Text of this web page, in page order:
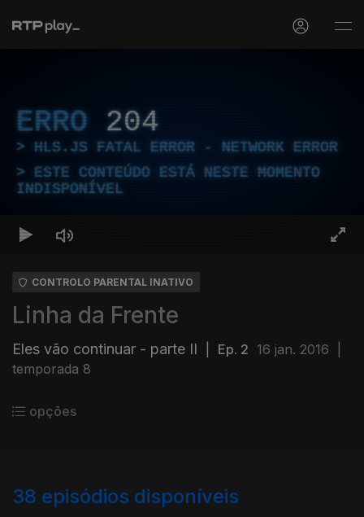
ERRO 204
HLS.JS FATAL ERROR - NETWORK ERROR
ESTE CONTEÚDO ESTÁ NESTE MOMENTO
INDISPONÍVEL
CONTROLO PARENTAL INATIVO
Linha da Frente
Eles vão continuar - parte II Ep. 2 16 jan. 2016
temporada 8
opções
38 episódios disponíveis